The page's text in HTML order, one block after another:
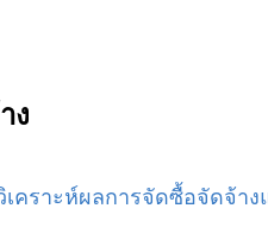
ง
คราะห์ผลการจัดซื้อจัดจ้า